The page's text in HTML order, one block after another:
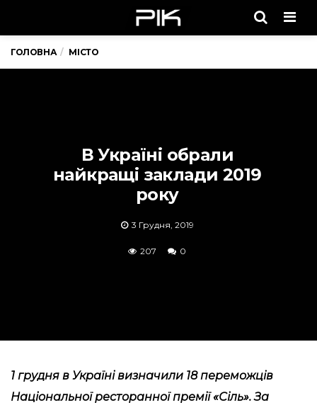
ГОЛОВНА МІСТО
В Україні обрали
найкращі заклади 2019
року
3 Грудня, 2019
207 0
1 грудня в Україні визначили 18 переможців
Національної ресторанної премії «Сіль». За